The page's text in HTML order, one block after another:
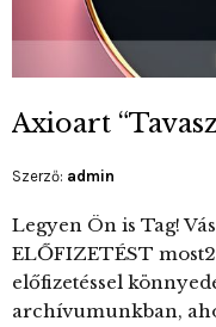
Axioart
Szerző: admin
Legyen Ön is Tag!
ELŐFIZETÉST
előfizetéssel
archívumunkban,